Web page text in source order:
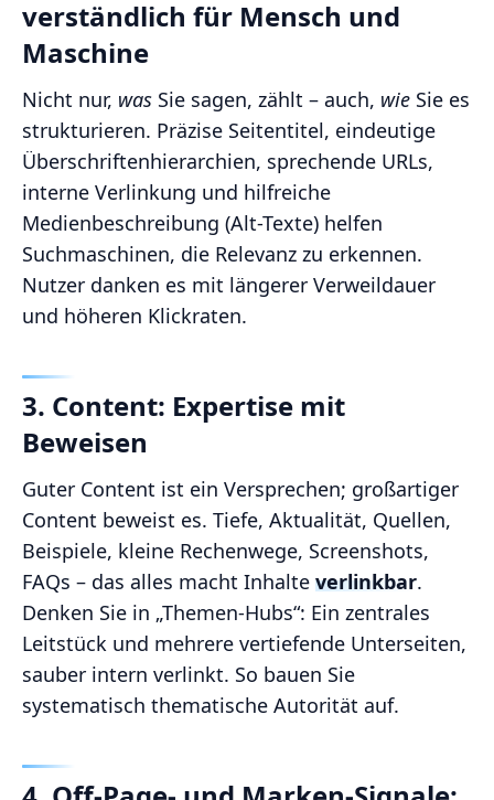
verständlich für Mensch und
Maschine
Nicht nur, was Sie sagen, zählt – auch, wie Sie es
strukturieren. Präzise Seitentitel, eindeutige
Überschriftenhierarchien, sprechende URLs,
interne Verlinkung und hilfreiche
Medienbeschreibung (Alt-Texte) helfen
Suchmaschinen, die Relevanz zu erkennen.
Nutzer danken es mit längerer Verweildauer
und höheren Klickraten.
3. Content: Expertise mit
Beweisen
Guter Content ist ein Versprechen; großartiger
Content beweist es. Tiefe, Aktualität, Quellen,
Beispiele, kleine Rechenwege, Screenshots,
FAQs – das alles macht Inhalte verlinkbar.
Denken Sie in „Themen-Hubs“: Ein zentrales
Leitstück und mehrere vertiefende Unterseiten,
sauber intern verlinkt. So bauen Sie
systematisch thematische Autorität auf.